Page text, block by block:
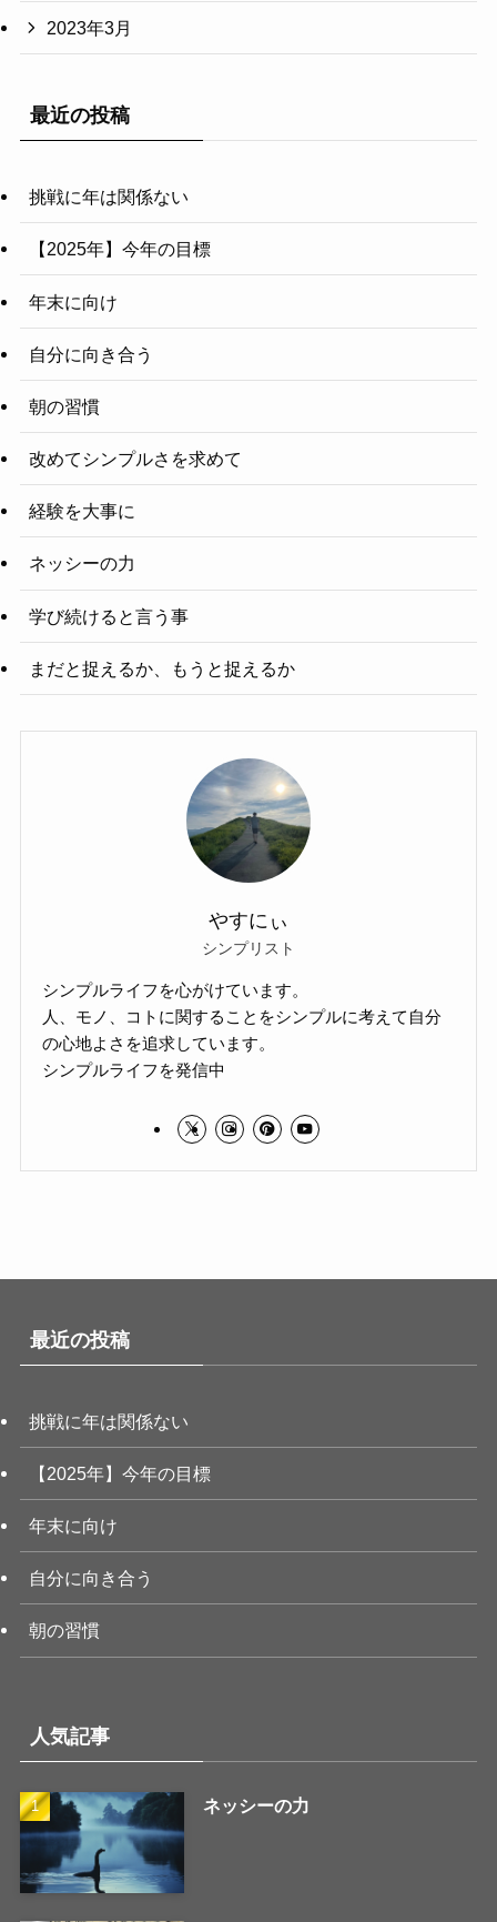
2023年3月
最近の投稿
挑戦に年は関係ない
【2025年】今年の目標
年末に向け
自分に向き合う
朝の習慣
改めてシンプルさを求めて
経験を大事に
ネッシーの力
学び続けると言う事
まだと捉えるか、もうと捉えるか
やすにぃ
シンプリスト
シンプルライフを心がけています。
人、モノ、コトに関することをシンプルに考えて自分
の心地よさを追求しています。
シンプルライフを発信中
最近の投稿
挑戦に年は関係ない
【2025年】今年の目標
年末に向け
自分に向き合う
朝の習慣
人気記事
ネッシーの力